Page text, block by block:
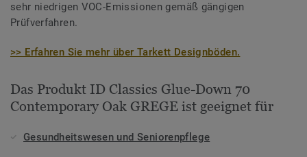
sehr niedrigen VOC-Emissionen gemäß gängigen
Prüfverfahren.
>> Erfahren Sie mehr über Tarkett Designböden.
Das Produkt ID Classics Glue-Down 70
Contemporary Oak GREGE ist geeignet für
Gesundheitswesen und Seniorenpflege